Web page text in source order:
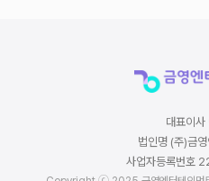
대표이사
법인명 (주)금
사업자등록번호